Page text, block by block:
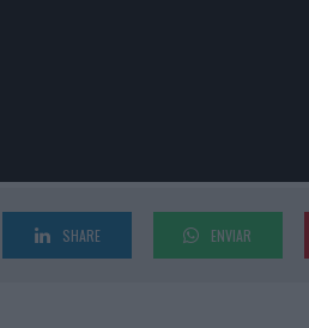
SHARE ENVIAR